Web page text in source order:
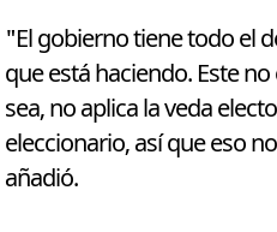
"El gobierno tiene todo el
que está haciendo. Este
sea, no aplica la veda
eleccionario, así que eso
añadió.